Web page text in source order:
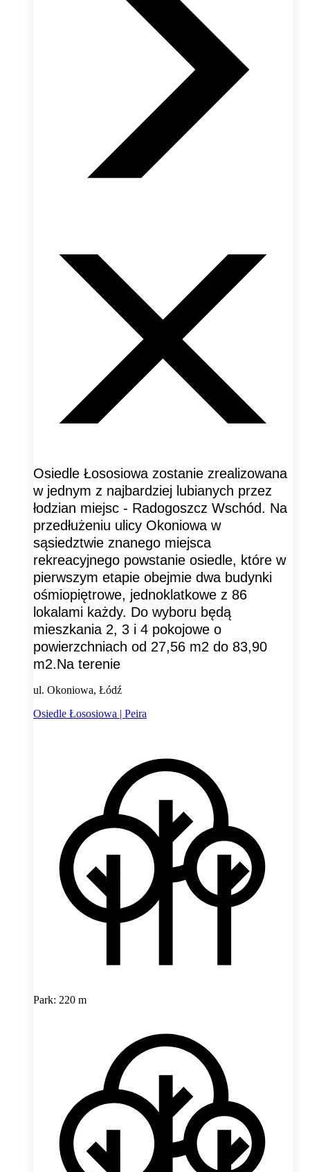
Osiedle Łososiowa zostanie zrealizowana
w jednym z najbardziej lubianych przez
łodzian miejsc - Radogoszcz Wschód. Na
przedłużeniu ulicy Okoniowa w
sąsiedztwie znanego miejsca
rekreacyjnego powstanie osiedle, które w
pierwszym etapie obejmie dwa budynki
ośmiopiętrowe, jednoklatkowe z 86
lokalami każdy. Do wyboru będą
mieszkania 2, 3 i 4 pokojowe o
powierzchniach od 27,56 m2 do 83,90
m2.Na terenie
ul. Okoniowa, Łódź
Osiedle Łososiowa | Peira
Park: 220 m